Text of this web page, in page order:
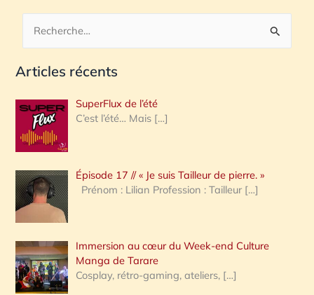
c
e
r
c
h
e
:
Articles récents
SuperFlux de l’été
C’est l’été… Mais […]
Épisode 17 // « Je suis Tailleur de pierre. »
Prénom : Lilian Profession : Tailleur […]
Immersion au cœur du Week-end Culture
Manga de Tarare
Cosplay, rétro-gaming, ateliers, […]